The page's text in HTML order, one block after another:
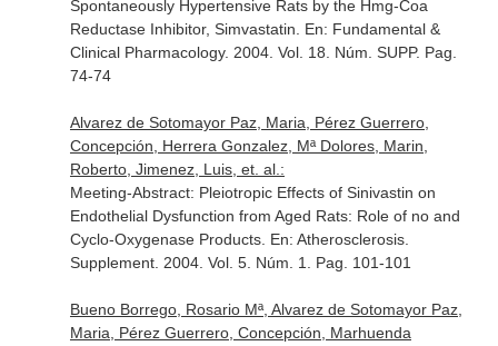
Spontaneously Hypertensive Rats by the Hmg-Coa
Reductase Inhibitor, Simvastatin. En: Fundamental &
Clinical Pharmacology. 2004. Vol. 18. Núm. SUPP. Pag.
74-74
Alvarez de Sotomayor Paz, Maria, Pérez Guerrero,
Concepción, Herrera Gonzalez, Mª Dolores, Marin,
Roberto, Jimenez, Luis, et. al.:
Meeting-Abstract: Pleiotropic Effects of Sinivastin on
Endothelial Dysfunction from Aged Rats: Role of no and
Cyclo-Oxygenase Products. En: Atherosclerosis.
Supplement. 2004. Vol. 5. Núm. 1. Pag. 101-101
Bueno Borrego, Rosario Mª, Alvarez de Sotomayor Paz,
Maria, Pérez Guerrero, Concepción, Marhuenda